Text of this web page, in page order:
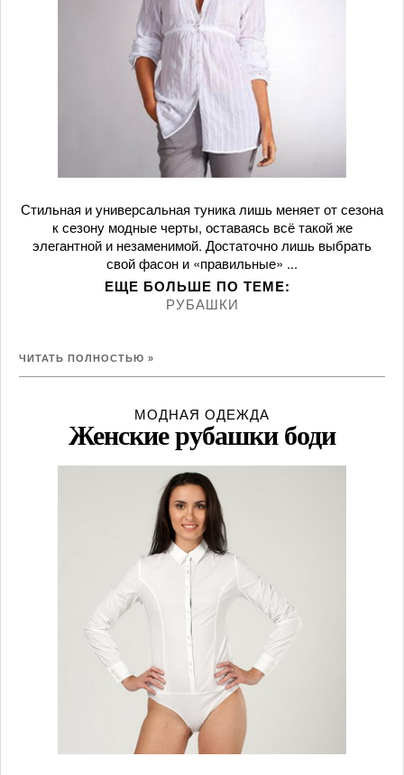
Стильная и универсальная туника лишь меняет от сезона
к сезону модные черты, оставаясь всё такой же
элегантной и незаменимой. Достаточно лишь выбрать
свой фасон и «правильные» ...
ЕЩЕ БОЛЬШЕ ПО ТЕМE:
РУБАШКИ
ЧИТАТЬ ПОЛНОСТЬЮ »
МОДНАЯ ОДЕЖДА
Женские рубашки боди